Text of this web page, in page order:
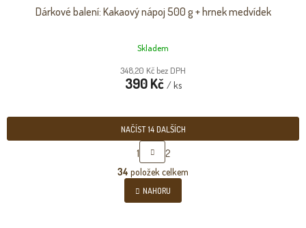
Dárkové balení: Kakaový nápoj 500 g + hrnek medvídek
Skladem
348,20 Kč bez DPH
390 Kč / ks
O
v
l
á
NAČÍST 14 DALŠÍCH
S
T
R
Á
N
K
1
2
34 položek celkem
NAHORU